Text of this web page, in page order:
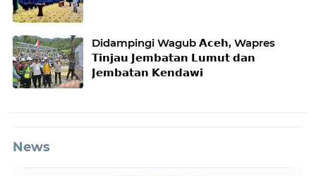
Didampingi Wagub 𝗔𝗰𝗲𝗵, Wapres
𝗧𝗶𝗻𝗷𝗮𝘂 𝗝𝗲𝗺𝗯𝗮𝘁𝗮𝗻 𝗟𝘂𝗺𝘂𝘁 𝗱𝗮𝗻
𝗝𝗲𝗺𝗯𝗮𝘁𝗮𝗻 𝗞𝗲𝗻𝗱𝗮𝘄𝗶
News